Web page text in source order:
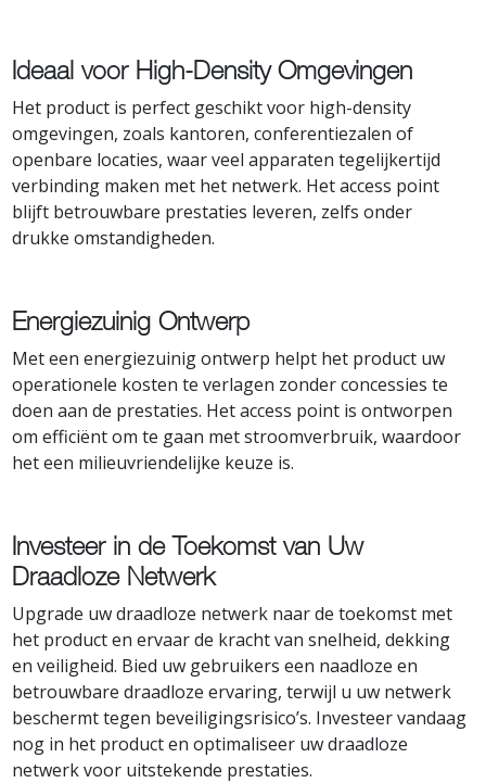
Ideaal voor High-Density Omgevingen
Het product is perfect geschikt voor high-density
omgevingen, zoals kantoren, conferentiezalen of
openbare locaties, waar veel apparaten tegelijkertijd
verbinding maken met het netwerk. Het access point
blijft betrouwbare prestaties leveren, zelfs onder
drukke omstandigheden.
Energiezuinig Ontwerp
Met een energiezuinig ontwerp helpt het product uw
operationele kosten te verlagen zonder concessies te
doen aan de prestaties. Het access point is ontworpen
om efficiënt om te gaan met stroomverbruik, waardoor
het een milieuvriendelijke keuze is.
Investeer in de Toekomst van Uw
Draadloze Netwerk
Upgrade uw draadloze netwerk naar de toekomst met
het product en ervaar de kracht van snelheid, dekking
en veiligheid. Bied uw gebruikers een naadloze en
betrouwbare draadloze ervaring, terwijl u uw netwerk
beschermt tegen beveiligingsrisico’s. Investeer vandaag
nog in het product en optimaliseer uw draadloze
netwerk voor uitstekende prestaties.